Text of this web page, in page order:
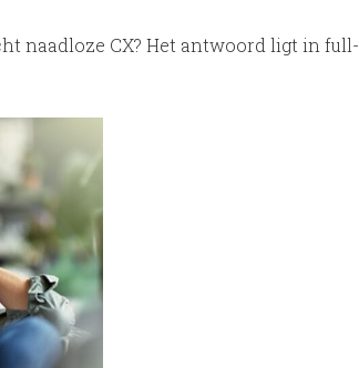
naadloze CX? Het antwoord ligt in full-